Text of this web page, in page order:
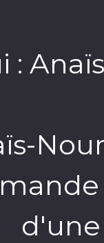
: